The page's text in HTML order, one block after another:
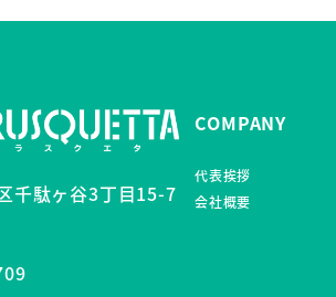
千駄ヶ谷3丁目15-7
COMPANY
代表挨拶
会社概要